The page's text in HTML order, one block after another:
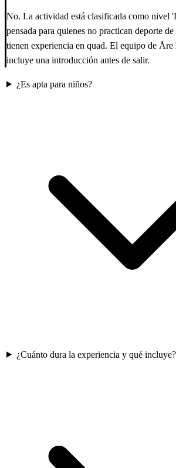
No. La actividad está clasificada como nivel
pensada para quienes no practican deporte
tienen experiencia en quad. El equipo de
incluye una introducción antes de salir.
¿Es apta para niños?
¿Cuánto dura la experiencia y qué incluye?